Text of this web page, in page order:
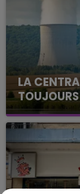
LA
Cela fait
nucléaire
justifiée par
présente.